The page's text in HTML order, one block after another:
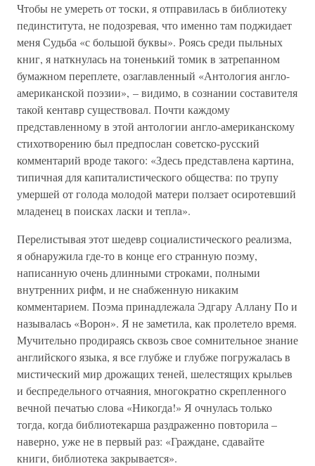
Чтобы не умереть от тоски, я отправилась в библиотеку
пединститута, не подозревая, что именно там поджидает
меня Судьба «с большой буквы». Роясь среди пыльных
книг, я наткнулась на тоненький томик в затрепанном
бумажном переплете, озаглавленный «Антология англо-
американской поэзии», – видимо, в сознании составителя
такой кентавр существовал. Почти каждому
представленному в этой антологии англо-американскому
стихотворению был предпослан советско-русский
комментарий вроде такого: «Здесь представлена картина,
типичная для капиталистического общества: по трупу
умершей от голода молодой матери ползает осиротевший
младенец в поисках ласки и тепла».
Перелистывая этот шедевр социалистического реализма,
я обнаружила где-то в конце его странную поэму,
написанную очень длинными строками, полными
внутренних рифм, и не снабженную никаким
комментарием. Поэма принадлежала Эдгару Аллану По и
называлась «Ворон». Я не заметила, как пролетело время.
Мучительно продираясь сквозь свое сомнительное знание
английского языка, я все глубже и глубже погружалась в
мистический мир дрожащих теней, шелестящих крыльев
и беспредельного отчаяния, многократно скрепленного
вечной печатью слова «Никогда!» Я очнулась только
тогда, когда библиотекарша раздраженно повторила –
наверно, уже не в первый раз: «Граждане, сдавайте
книги, библиотека закрывается».